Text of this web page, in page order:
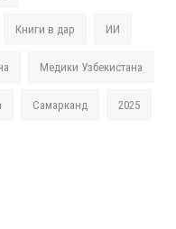
Книги в дар ИИ
Медики Узбекистана
Самарканд 2025